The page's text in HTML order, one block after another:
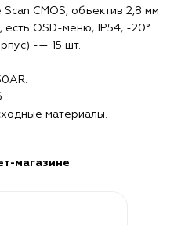
CMOS, объектив 2,8 мм
есть OSD-меню, IP54, -20°…
-— 15 шт.
материалы.
магазине